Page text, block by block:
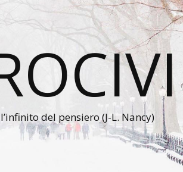
del pensiero (J-L. Nancy)